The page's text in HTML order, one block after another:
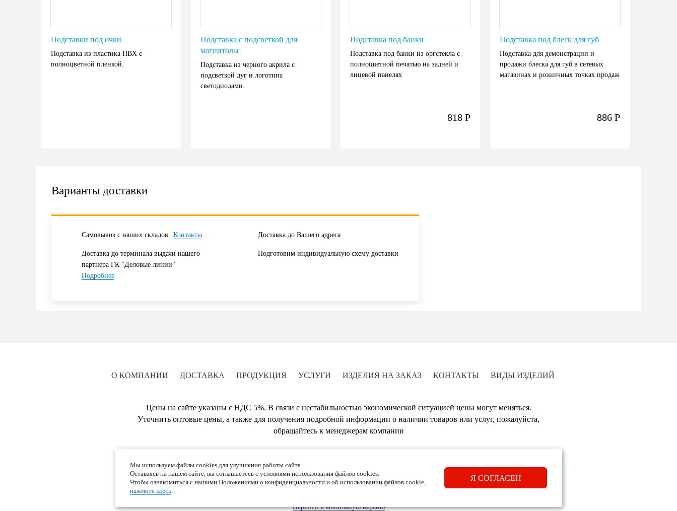
Подставки под очки
Подставка из пластика ПВХ с
полноцветной пленкой.
Подставка с подсветкой для
магнитолы
Подставка из черного акрила с
подсветкой дуг и логотипа
светодиодами.
Подставка под банки
Подставка под банки из оргстекла с
полноцветной печатью на задней и
лицевой панелях
818 Р
Подставка под блеск для губ
Подставка для демонстрации и
продажи блеска для губ в сетевых
магазинах и розничных точках продаж
886 Р
Варианты доставки
Самовывоз с наших складов Контакты Доставка до Вашего адреса
Доставка до терминала выдачи нашего
партнера ГК "Деловые линии"
Подробнее
Подготовим индивидуальную схему доставки
О КОМПАНИИ ДОСТАВКА ПРОДУКЦИЯ УСЛУГИ ИЗДЕЛИЯ НА ЗАКАЗ КОНТАКТЫ ВИДЫ ИЗДЕЛИЙ
Цены на сайте указаны с НДС 5%. В связи с нестабильностью экономической ситуацией цены могут меняться.
Уточнить оптовые цены, а также для получения подробной информации о наличии товаров или услуг, пожалуйста,
обращайтесь к менеджерам компании
Наш адрес: г. Москва, ул. Красная Сосна дом 2, корпус 1, строение 1
Тел.: +7 (499) 346-86-90 ,
info@a-plex.ru
Перейти в мобильную версию
Мы используем файлы cookies для улучшения работы сайта.
Оставаясь на нашем сайте, вы соглашаетесь с условиями использования файлов cookies.
Чтобы ознакомиться с нашими Положениями о конфиденциальности и об использовании файлов cookie,
нажмите здесь.
Я СОГЛАСЕН